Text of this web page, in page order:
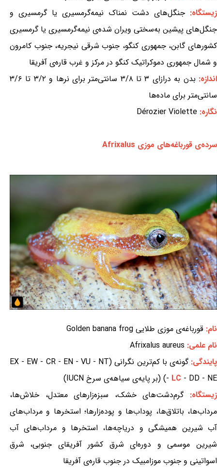
زیستگاه: جنگل‌های دشت نمناک نیمه‌گرمسیری یا گرمسیری و
جنگل‌های پیشین به‌سختی ویران شده‌ی نیمه‌گرمسیری یا گرمسیری
کشورهای گابن، جمهوری کنگو، جنوب شرقی نیجریه، جنوب کامرون
و شمال جمهوری دموکراتیک کنگو در مرکز و غرب قاره‌ی آفریقا
اندازه:
بدن به درازای ۳ تا ۳/۸ سانتی‌متر برای نرها و ۳/۲ تا ۳/۶
سانتی‌متر برای ماده‌ها
نگاره: Dérozier Violette
سرده‌ی قورباغه‌های موزی Afrixalus
نام: قورباغه‌ی موزی طلایی Golden banana frog
نام علمی: Afrixalus aureus
پایندگی:
گونه‌ی با کم‌ترین نگرانی (EX - EW - CR - EN - VU - NT
- LC - DD - NE) (بر پایه‌ی سیاهه‌ی سرخ IUCN)
زیستگاه:گرم‌دشت‌های خشک، سبزه‌زارهای معتدل، خلاش‌ها،
مرداب‌ها، باتلاق‌ها، پوداب‌ها و پوده‌زارها؛ استخرها و مرداب‌های
آب شیرین همیشگی و دریاچه‌ها، استخرها و مرداب‌های آب
شیرین موسمی و دوره‌ای شرق کشور آفریقای جنوبی، شرق
اسواتینی و جنوب موزامبیک در جنوب قاره‌ی آفریقا